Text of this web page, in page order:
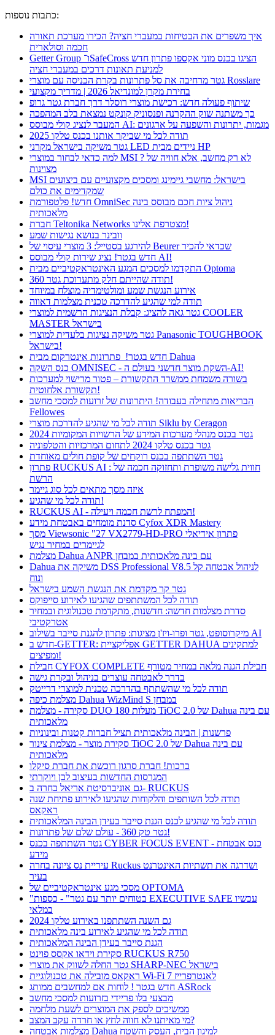
כתבות נוספות:
איך משפרים את הבטיחות במעברי חציה? הכירו מערכת תאורה
חכמה וסולארית
Getter Group ו־SafeCross הציגו בכנס מוני אקספו פתרון חדש
למניעת תאונות דרכים במעברי חציה
גטר מרחיבה את סל פתרונות בקרת הכניסה עם מוצרי Rosslare
בחירת מקרן למונדיאל 2026 | מדריך מקצועי
שיתוף פעולה חדש: רכישת מוצרי רוסלר דרך חברת גטר גרופ
כך משתנה שוק ההקרנה ופנסוניק קונקט נמצאת בלב המהפכה
המעבר לנציג קולי מבוסס AI: מגמות, יתרונות והשפעה על ארגונים
תודה לכל מי שביקר אותנו בכנס טלקו 2025
גטר משיקה בישראל מקרני LED ניידים מבית HP
למה כדאי לבחור במוצרי MSI ? לא רק מחשב, אלא חוויה של
מצוינות
MSI בישראל: מחשבי גיימינג ומסכים מקצועיים עם ביצועים
שמקדימים את כולם
חדש! פלטפורמת OmniSec ניהול ציות חכם מבוסס בינה
מלאכותית
חברת Teltonika Networks מצטרפת אלינו!
וובינר בנושא נגישות שמע
להירגע בסטייל: 3 מוצרי עיסוי של Beurer שכדאי להכיר
חדש בגטר! נציג שירות קולי מבוסס AI!
התקדמו למסכים המגע האינטראקטיביים מבית Optoma
תודה שהייתם חלק מתערוכת גטר 360!
אירוע הנגשת שמע ומולטימדיה מוצלח במיוחד
תודה למי שהגיע להדרכה טכנית מצלמות דאווה
גטר גאה להציג: קבלת הנציגות הרשמית למוצרי COOLER
MASTER בישראל
גטר משיקה נציגות בלעדית למוצרי Panasonic TOUGHBOOK
בישראל!
חדש בגטר! פתרונות אינטרקום מבית Dahua
כנס השקה OMNISEC - השקת מוצר חדשני בעולם ה-AI!
בשורה משמחת ממשרד התקשורת – פטור מרישוי למערכות
תקשורת אלחוטית!
הבריאות מתחילה בעבודה! היתרונות של זרועות למסכי מחשב
Fellowes
תודה לכל מי שהגיע להדרכת מוצרי Siklu by Ceragon
גטר בכנס מנהלי מערכות המידע של הרשויות המקומיות 2024
גטר בכנס טלקו 2024 לתחום המרכזיות והטלפוניה
גטר השתתפה בכנס רוקחים של קופת חולים מאוחדת
פתרון RUCKUS AI : חווית גלישה משופרת ותחזוקה חכמה של
הרשת
איזה מסך מתאים לכל סוג גיימר
תודה לכל מי שהגיע!
RUCKUS AI - המפתח לרשת חכמה ויעילה!
סדנת מומחים באבטחת מידע Cyfox XDR Mastery
מסך Viewsonic "27 VX2779-HD-PRO פתרון אידיאלי
לגיימרים במחיר נגיש
מצלמת Dahua ANPR עם בינה מלאכותית במבחן
Dahua משיקה את DSS Professional V8.5 לניהול אבטחה קל
ונוח
גטר קר מקדמת את הנגשת השמע בישראל
תודה לכל המשתתפים שהגיעו לאירוע סייפוקס
סדרת מצלמות חדשה: חדשנות, מתקדמת טכנולוגית ובמחיר
אטרקטיבי
מיקרוסופט, גטר ופרו-ויז'ן מציגות: פתרון להגנת סייבר בשילוב AI
חדש ב-GETTER: אפליקציית GETTER DAHUA למתקינים
ומפיצים!
חבילת CYFOX COMPLETE חבילת הגנה מלאה במחיר מטורף
בדרך לאבטחה עוצרים בניהול ובקרת גישה
תודה לכל מי שהשתתף בהדרכה טכנית למוצרי דרייטק
מצלמת כיפה Dahua WizMind S במבחן
סקירה - מצלמת DUO 180 מעלות TiOC 2.0 של Dahua עם בינה
מלאכותית
פרשנות | הבינה מלאכותית תציל חברות קטנות ובינוניות
סקירת מוצר - מצלמת צינור TiOC 2.0 של Dahua עם בינה
מלאכותית
ברכות! חברת סרגון רוכשת את חברת סיקלו
המגרסות החדשות בעיצוב לבן ויוקרתי
גם אוניברסיטת אריאל בחרה ב- RUCKUS
תודה לכל השותפים והלקוחות שהגיעו לאירוע פתיחת שנה
ראקאס
תודה לכל מי שהגיע לכנס הגנת סייבר בעידן הבינה המלאכותית
גטר טק 360 - עולם שלם של פתרונות!
גטר השתתפה בכנס CYBER FOCUS EVENT - כנס אבטחת
מידע
עיריית נס ציונה בחרה Ruckus ושדרגה את תשתיות האינטרנט
בעיר
מסכי מגע אינטראקטיביים של OPTOMA
"בטוחים יותר עם גטר" - כספות EXECUTIVE SAFE עכשיו
במלאי
גם השנה השתתפנו באירוע טלקו 2024
תודה לכל מי שהגיע לאירוע בינה מלאכותית
הגנת סייבר בעידן הבינה המלאכותית
סקירת וידאו אקסס פוינט RUCKUS R750
גטר החלה לשווק את מוצרי SHARP-NEC בישראל
ראקאס מובילה את טכנולוגיית Wi-Fi 7 לאנטרפרייז
חדש בגטר ! לוחות אם למחשבים ממותג ASRock
מבצעי בלו פריידי בזרועות למסכי מחשב
ממשיכים לספק את המוצרים לשעת מלחמה
מי מאיתנו לא חווה לחץ או חרדה עקב המצב?
מצלמות אבטחה Dahua למיגון הבית, העסק והשטח